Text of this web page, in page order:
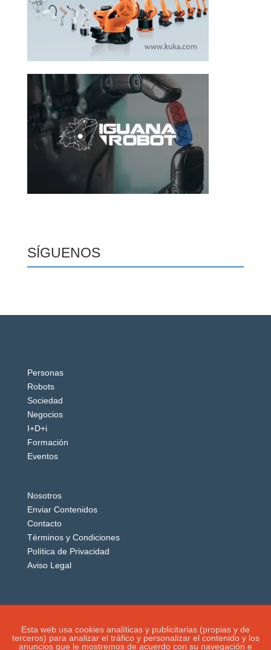
SÍGUENOS
Personas
Robots
Sociedad
Negocios
I+D+i
Formación
Eventos
Nosotros
Enviar Contenidos
Contacto
Términos y Condiciones
Política de Privacidad
Aviso Legal
Esta web usa cookies analíticas y publicitarias (propias y de
terceros) para analizar el tráfico y personalizar el contenido y los
anuncios que le mostremos de acuerdo con su navegación e